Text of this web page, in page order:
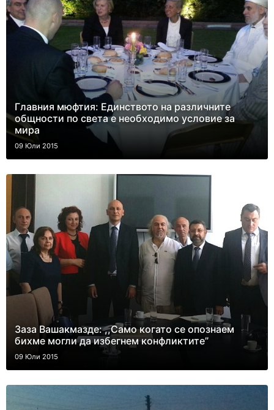
Главния мюфтия: Единството на различните
общности по света е необходимо условие за
мира
09 Юли 2015
Заза Вашакмазде: ,,Само когато се опознаем
бихме могли да избегнем конфликтите”
09 Юли 2015